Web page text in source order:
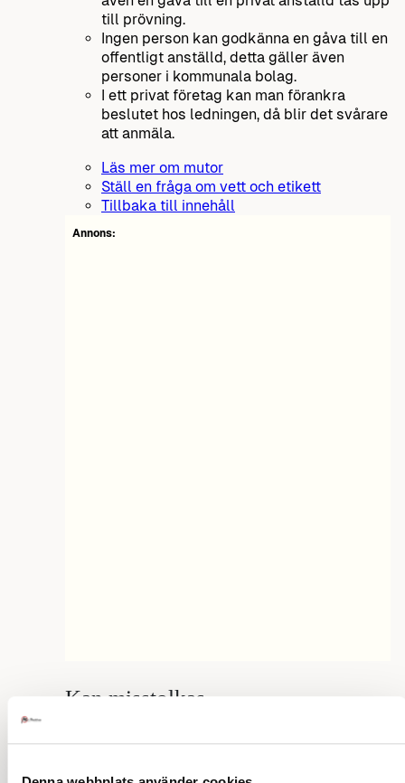
till prövning.
Ingen person kan godkänna en gåva till en
offentligt anställd, detta gäller även
personer i kommunala bolag.
I ett privat företag kan man förankra
beslutet hos ledningen, då blir det svårare
att anmäla.
Läs mer om mutor
Ställ en fråga om vett och etikett
Tillbaka till innehåll
Annons:
Kan misstolkas